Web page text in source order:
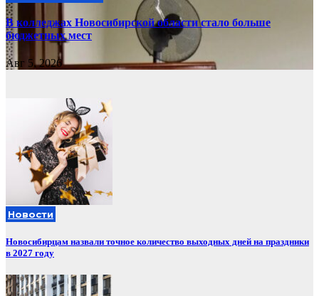
В колледжах Новосибирской области стало больше
бюджетных мест
Авг 5, 2026
Новости
Новосибирцам назвали точное количество выходных дней на праздники
в 2027 году